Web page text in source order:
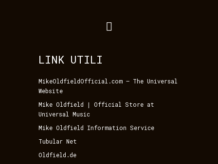
LINK UTILI
MikeOldfieldOfficial.com – The Universal
Website
Mike Oldfield | Official Store at
Universal Music
Mike Oldfield Information Service
Tubular Net
Oldfield.de